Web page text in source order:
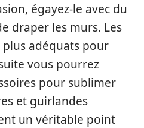
égayez-le avec du
draper les murs. Les
adéquats pour
vous pourrez
pour sublimer
et guirlandes
un véritable point